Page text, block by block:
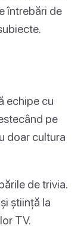
întrebări de
echipe cu
pe
doar cultura
de trivia.
știință la
TV.